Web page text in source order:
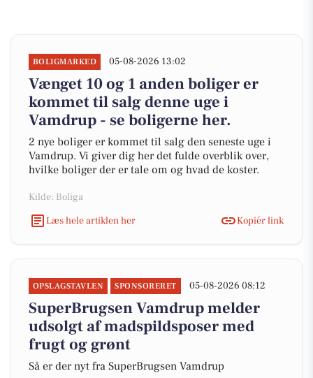
BOLIGMARKED 05-08-2026 13:02
Vænget 10 og 1 anden boliger er
kommet til salg denne uge i
Vamdrup - se boligerne her.
2 nye boliger er kommet til salg den seneste uge i
Vamdrup. Vi giver dig her det fulde overblik over,
hvilke boliger der er tale om og hvad de koster.
Kilde: Boliga
Læs hele artiklen her
Kopiér link
OPSLAGSTAVLEN SPONSORERET 05-08-2026 08:12
SuperBrugsen Vamdrup melder
udsolgt af madspildsposer med
frugt og grønt
Så er der nyt fra SuperBrugsen Vamdrup